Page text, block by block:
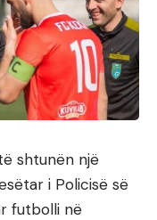
shtunën një
i Policisë së
futbolli në